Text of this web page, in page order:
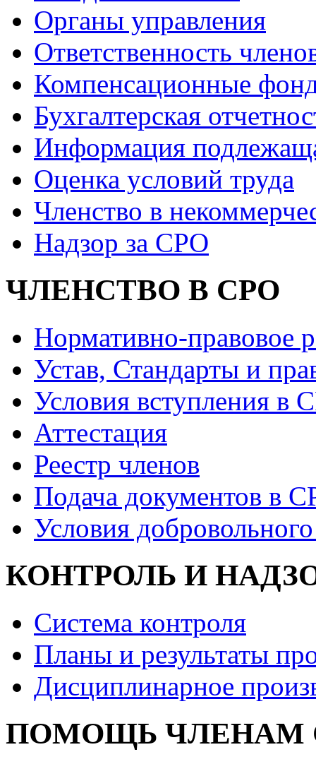
Органы управления
Ответственность
Компенсационные
Бухгалтерская
Информация
Оценка условий труда
Членство в
Надзор за СРО
ЧЛЕНСТВО В СРО
Нормативно-правовое
Устав, Стандарты и
Условия вступления в
Аттестация
Реестр членов
Подача документов в
Условия
КОНТРОЛЬ И
Система контроля
Планы и результаты
Дисциплинарное
ПОМОЩЬ ЧЛЕНАМ